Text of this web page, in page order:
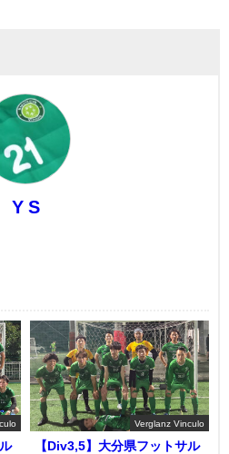
Y S
Verglanz Vinculo
【Div3,5】大分県フットサル